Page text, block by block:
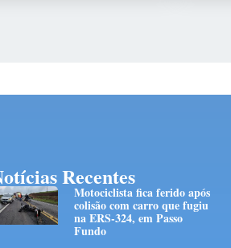
Recentes
Motociclista fica ferido após
colisão com carro que fugiu
na ERS-324, em Passo
Fundo